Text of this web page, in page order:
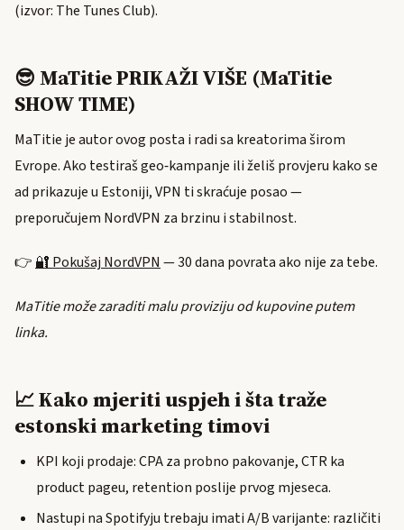
(izvor: The Tunes Club).
😎 MaTitie PRIKAŽI VIŠE (MaTitie
SHOW TIME)
MaTitie je autor ovog posta i radi sa kreatorima širom
Evrope. Ako testiraš geo‑kampanje ili želiš provjeru kako se
ad prikazuje u Estoniji, VPN ti skraćuje posao —
preporučujem NordVPN za brzinu i stabilnost.
👉 🔐 Pokušaj NordVPN — 30 dana povrata ako nije za tebe.
MaTitie može zaraditi malu proviziju od kupovine putem
linka.
📈 Kako mjeriti uspjeh i šta traže
estonski marketing timovi
KPI koji prodaje: CPA za probno pakovanje, CTR ka
product pageu, retention poslije prvog mjeseca.
Nastupi na Spotifyju trebaju imati A/B varijante: različiti